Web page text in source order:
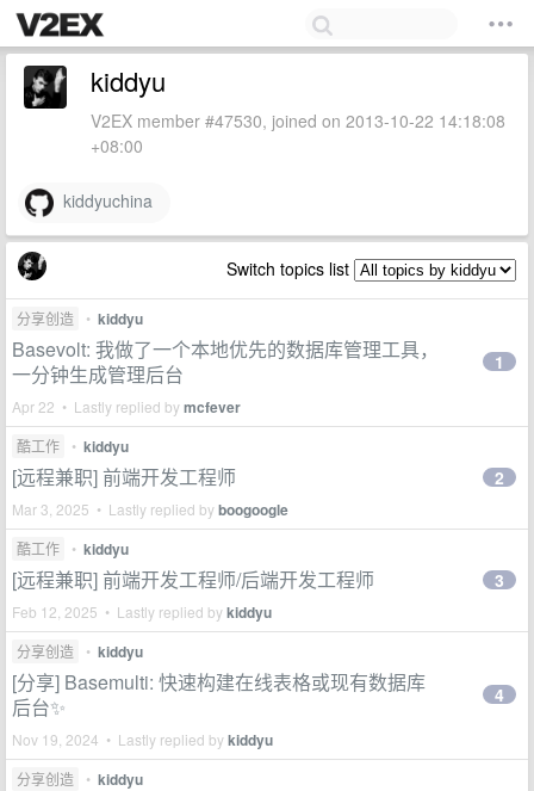
kiddyu
V2EX member #47530, joined on 2013-10-22 14:18:08
+08:00
kiddyuchina
Switch topics list
分享创造 • kiddyu
Basevolt: 我做了一个本地优先的数据库管理工具，
一分钟生成管理后台
Apr 22 • Lastly replied bymcfever
1
酷工作 • kiddyu
[远程兼职] 前端开发工程师
Mar 3, 2025 • Lastly replied byboogoogle
2
酷工作 • kiddyu
[远程兼职] 前端开发工程师/后端开发工程师
Feb 12, 2025 • Lastly replied bykiddyu
3
分享创造 • kiddyu
[分享] Basemulti: 快速构建在线表格或现有数据库
后台✨
Nov 19, 2024 • Lastly replied bykiddyu
4
分享创造 • kiddyu